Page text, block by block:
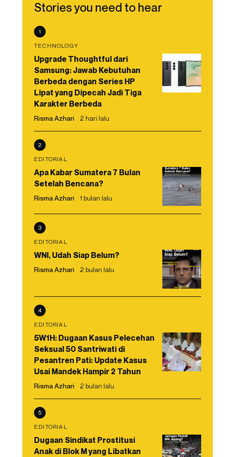
Stories you need to hear
1
TECHNOLOGY
Upgrade Thoughtful dari
Samsung: Jawab Kebutuhan
Berbeda dengan Series HP
Lipat yang Dipecah Jadi Tiga
Karakter Berbeda
Risma Azhari 2 hari lalu
2
EDITORIAL
Apa Kabar Sumatera 7 Bulan
Setelah Bencana?
Risma Azhari 1 bulan lalu
3
EDITORIAL
WNI, Udah Siap Belum?
Risma Azhari 2 bulan lalu
4
EDITORIAL
5W1H: Dugaan Kasus Pelecehan
Seksual 50 Santriwati di
Pesantren Pati: Update Kasus
Usai Mandek Hampir 2 Tahun
Risma Azhari 2 bulan lalu
5
EDITORIAL
Dugaan Sindikat Prostitusi
Anak di Blok M yang Libatkan